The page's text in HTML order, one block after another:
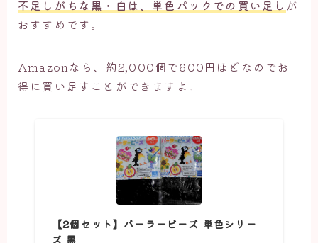
不足しがちな黒・白は、単色パックでの買い足し が
おすすめです。
Amazonなら、約2,000個で600円ほどなのでお
得に買い足すことができますよ。
【2個セット】パーラービーズ 単色シリー
ズ 黒